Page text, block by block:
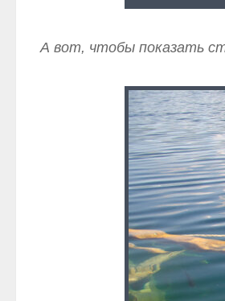
А вот, чтобы показать